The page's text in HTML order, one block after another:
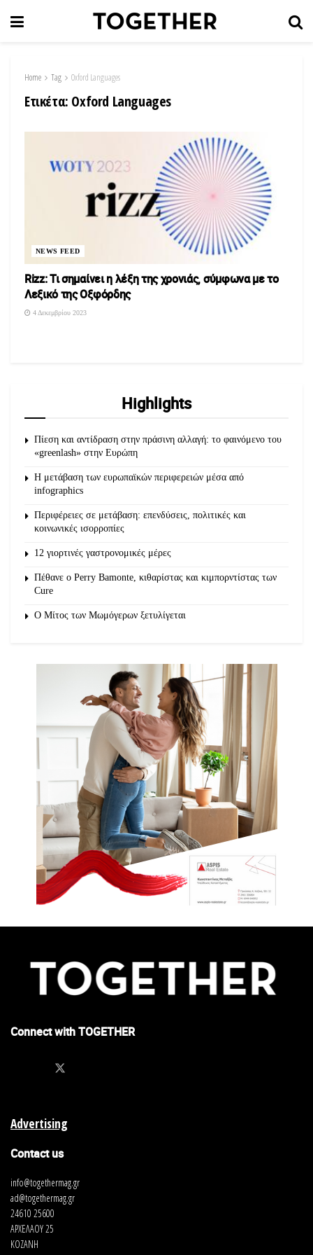
Home Tag Oxford Languages
Ετικέτα: Oxford Languages
NEWS FEED
Rizz: Τι σημαίνει η λέξη της χρονιάς, σύμφωνα με το
Λεξικό της Οξφόρδης
4 Δεκεμβρίου 2023
Highlights
Πίεση και αντίδραση στην πράσινη αλλαγή: το φαινόμενο του
«greenlash» στην Ευρώπη
Η μετάβαση των ευρωπαϊκών περιφερειών μέσα από
infographics
Περιφέρειες σε μετάβαση: επενδύσεις, πολιτικές και
κοινωνικές ισορροπίες
12 γιορτινές γαστρονομικές μέρες
Πέθανε ο Perry Bamonte, κιθαρίστας και κιμπορντίστας των
Cure
O Μίτος των Μωμόγερων ξετυλίγεται
Connect with TOGETHER
Advertising
Contact us
info@togethermag.gr
ad@togethermag.gr
24610 25600
ΑΡΧΕΛΑΟΥ 25
ΚΟΖΑΝΗ